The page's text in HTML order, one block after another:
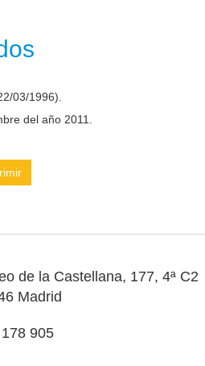
03/1996).
del año 2011.
de la Castellana, 177, 4ª C2
Madrid
905